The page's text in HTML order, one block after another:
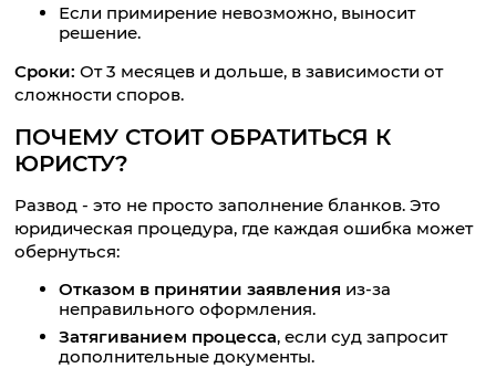
Если примирение невозможно, выносит
решение.
Сроки: От 3 месяцев и дольше, в зависимости от
сложности споров.
ПОЧЕМУ СТОИТ ОБРАТИТЬСЯ К
ЮРИСТУ?
Развод - это не просто заполнение бланков. Это
юридическая процедура, где каждая ошибка может
обернуться:
Отказом в принятии заявления из-за
неправильного оформления.
Затягиванием процесса, если суд запросит
дополнительные документы.